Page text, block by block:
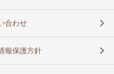
合わせ
報保護方針